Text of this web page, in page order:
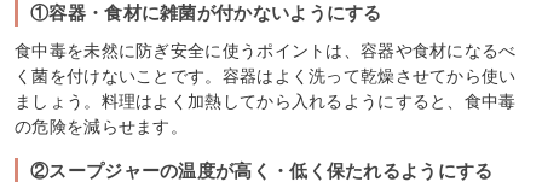
①容器・食材に雑菌が付かないようにする
食中毒を未然に防ぎ安全に使うポイントは、容器や食材になるべ
く菌を付けないことです。容器はよく洗って乾燥させてから使い
ましょう。料理はよく加熱してから入れるようにすると、食中毒
の危険を減らせます。
②スープジャーの温度が高く・低く保たれるようにする